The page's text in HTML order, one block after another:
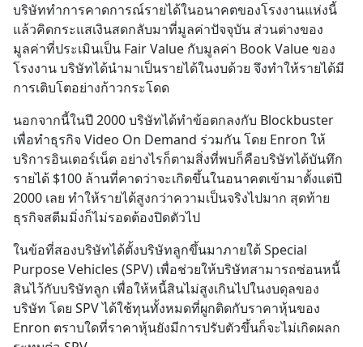
บริษัททำการคาดการณ์รายได้ในอนาคตของโรงงานแห่งนี้
แล้วคิดกระแสเงินสดกลับมาที่มูลค่าปัจจุบัน ส่วนต่างของ
มูลค่าที่ประเมินเป็น Fair Value กับมูลค่า Book Value ของ
โรงงาน บริษัทได้นำมาเป็นรายได้ในงบด้วย จึงทำให้รายได้มี
การเติบโตอย่างก้าวกระโดด
นอกจากนี้ในปี 2000 บริษัทได้ทำข้อตกลงกับ Blockbuster
เพื่อทำธุรกิจ Video On Demand ร่วมกัน โดย Enron ให้
บริการอินเตอร์เน็ต อย่างไรก็ตามสิ่งที่พบก็คือบริษัทได้บันทึก
รายได้ $100 ล้านที่คาดว่าจะเกิดขึ้นในอนาคตเข้ามาตั้งแต่ปี
2000 เลย ทำให้รายได้สูงกว่าความเป็นจริงไปมาก สุดท้าย
ธุรกิจสตีมมิ่งก็ไม่รอดต้องปิดตัวไป
ในข้อที่สองบริษัทได้ตั้งบริษัทลูกขึ้นมาภายใต้ Special
Purpose Vehicles (SPV) เพื่อช่วยให้บริษัทสามารถซ่อนหนี้
สินไว้กับบริษัทลูก เพื่อให้หนี้สินไม่สูงเกินไปในงบดุลของ
บริษัท โดย SPV ได้ใช้ทุนทั้งหมดที่ผูกติดกับราคาหุ้นของ
Enron ตราบใดที่ราคาหุ้นยังมีการปรับตัวขึ้นก็จะไม่เกิดผลก